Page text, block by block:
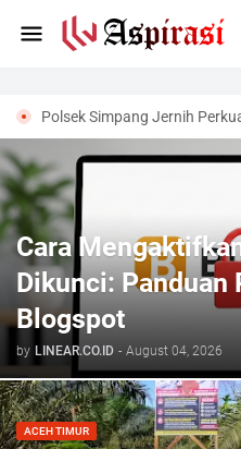
Cara
Dikunci: Panduan
Blogspot
by LINEAR.CO.ID - August 04, 2026
ACEH TIMUR